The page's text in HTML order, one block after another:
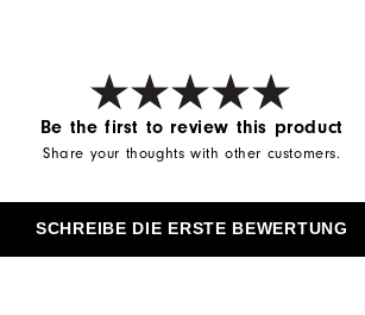
Be the first to review this product
Share your thoughts with other customers.
SCHREIBE DIE ERSTE BEWERTUNG